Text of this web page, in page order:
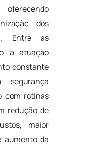
dos
Entre as
a atuação
constante
com rotinas
redução de
maior
aumento da